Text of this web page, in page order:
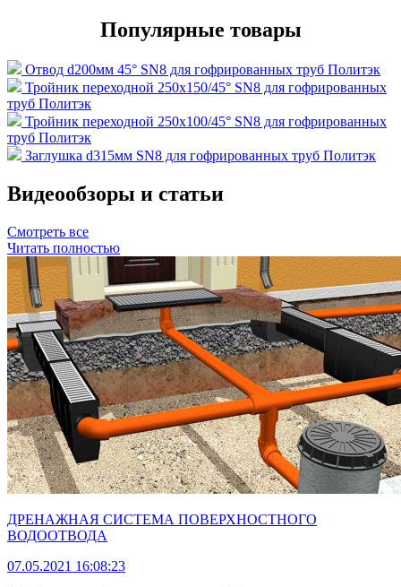
Популярные товары
Отвод d200мм 45° SN8 для гофрированных труб Политэк
Тройник переходной 250х150/45° SN8 для гофрированных
труб Политэк
Тройник переходной 250х100/45° SN8 для гофрированных
труб Политэк
Заглушка d315мм SN8 для гофрированных труб Политэк
Видеообзоры и статьи
Смотреть все
Читать полностью
ДРЕНАЖНАЯ СИСТЕМА ПОВЕРХНОСТНОГО
ВОДООТВОДА
07.05.2021 16:08:23